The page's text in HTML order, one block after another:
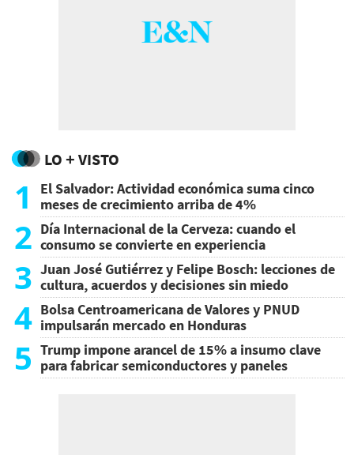
LO + VISTO
1
El Salvador: Actividad económica suma cinco
meses de crecimiento arriba de 4%
2 Día Internacional de la Cerveza: cuando el
consumo se convierte en experiencia
3 Juan José Gutiérrez y Felipe Bosch: lecciones de
cultura, acuerdos y decisiones sin miedo
4 Bolsa Centroamericana de Valores y PNUD
impulsarán mercado en Honduras
5 Trump impone arancel de 15% a insumo clave
para fabricar semiconductores y paneles